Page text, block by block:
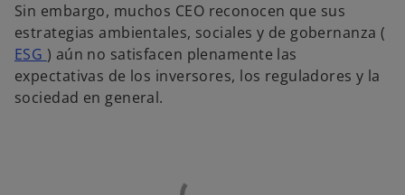
Sin embargo, muchos CEO reconocen que sus
estrategias ambientales, sociales y de gobernanza (
ESG ) aún no satisfacen plenamente las
expectativas de los inversores, los reguladores y la
sociedad en general.